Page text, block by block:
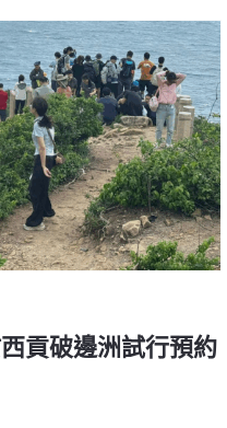
貢破邊洲試行預約